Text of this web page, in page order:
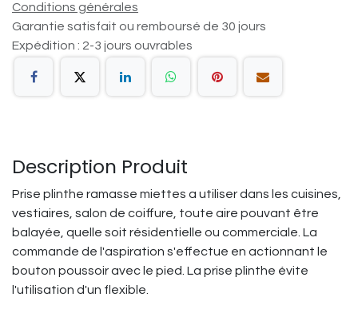
Conditions générales
Garantie satisfait ou remboursé de 30 jours
Expédition : 2-3 jours ouvrables
Description Produit
Prise plinthe ramasse miettes a utiliser dans les cuisines,
vestiaires, salon de coiffure, toute aire pouvant être
balayée, quelle soit résidentielle ou commerciale. La
commande de l'aspiration s'effectue en actionnant le
bouton poussoir avec le pied. La prise plinthe évite
l'utilisation d'un flexible.